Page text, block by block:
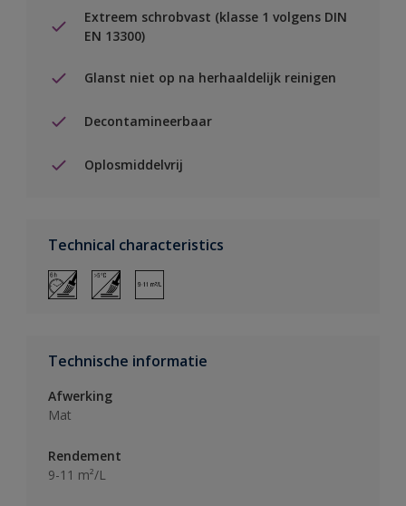
Extreem schrobvast (klasse 1 volgens DIN
EN 13300)
Glanst niet op na herhaaldelijk reinigen
Decontamineerbaar
Oplosmiddelvrij
Technical characteristics
Technische informatie
Afwerking
Mat
Rendement
9-11 m²/L